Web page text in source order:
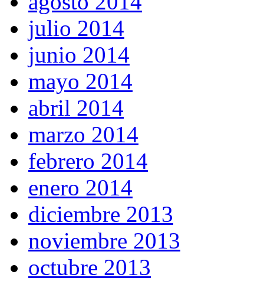
julio 2014
junio 2014
mayo 2014
abril 2014
marzo 2014
febrero 2014
enero 2014
diciembre 2013
noviembre 2013
octubre 2013